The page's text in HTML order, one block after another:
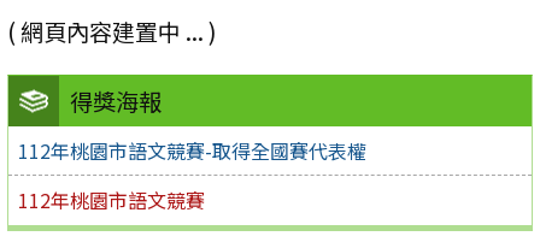
區
得獎海報
112年桃園市語文競賽-取得全國賽代表權
112年桃園市語文競賽
( 網頁內容建置中 ... )